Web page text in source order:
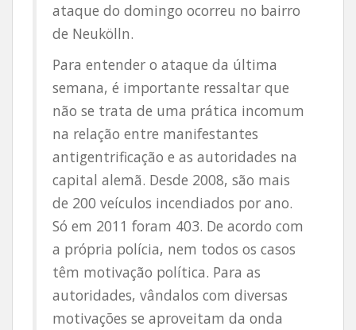
ataque do domingo ocorreu no bairro
de Neukölln.
Para entender o ataque da última
semana, é importante ressaltar que
não se trata de uma prática incomum
na relação entre manifestantes
antigentrificação e as autoridades na
capital alemã. Desde 2008, são mais
de 200 veículos incendiados por ano.
Só em 2011 foram 403. De acordo com
a própria polícia, nem todos os casos
têm motivação política. Para as
autoridades, vândalos com diversas
motivações se aproveitam da onda